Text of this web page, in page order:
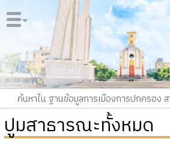
ปูมสาธารณะทั้งหมด